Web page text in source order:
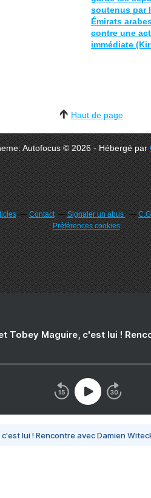
soutenus par
Émirats
contre une
immédiate
Haut de page
Autofocus © 2026 - Hébergé par
Contact Signaler un abus
Préférences cookies
Tobey Maguire, c'est lui !
lui ! Rencontre avec Damien